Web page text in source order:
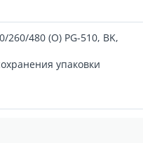
260/480 (O) PG-510, BK,
упаковки